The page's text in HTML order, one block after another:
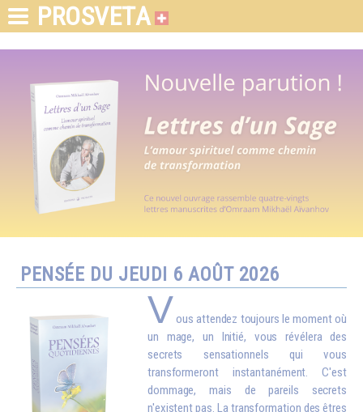
PROSVETA
PENSÉE DU JEUDI 6 AOÛT 2026
Vous attendez toujours le moment où
un mage, un Initié, vous révélera des
secrets sensationnels qui vous
transformeront instantanément. C'est
dommage, mais de pareils secrets
n'existent pas. La transformation des êtres